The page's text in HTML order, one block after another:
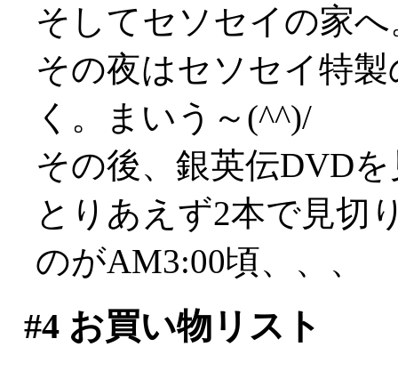
そしてセソセイの家へ
その夜はセソセイ特
く。まいう～(^^)/
その後、銀英伝DVD
とりあえず2本で見切
のがAM3:00頃、、、
#4お買い物リスト